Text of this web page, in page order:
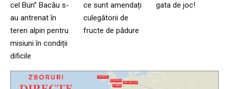
cel Bun” Bacău s-
au antrenat în
teren alpin pentru
misiuni în condiții
dificile
ce sunt amendați
culegătorii de
fructe de pădure
gata de joc!